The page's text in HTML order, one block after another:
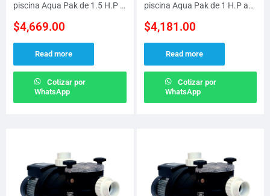
piscina Aqua Pak de 1.5 H.P a
$4,669.00
Read more
Cotizar por
WhatsApp
piscina Aqua Pak de 1 H.P a
$4,181.00
Read more
Cotizar por
WhatsApp